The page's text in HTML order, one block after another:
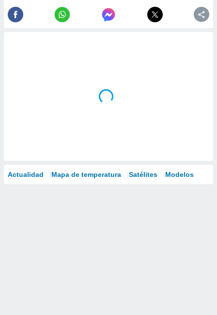
Actualidad Mapa de temperatura Satélites Modelos